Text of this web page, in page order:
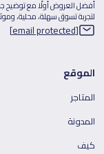
أفضل العروض أولًا مع توضيح
لتجربة تسوق سهلة، محلية،
[email protected]
الموقع
المتاجر
المدونة
كيف